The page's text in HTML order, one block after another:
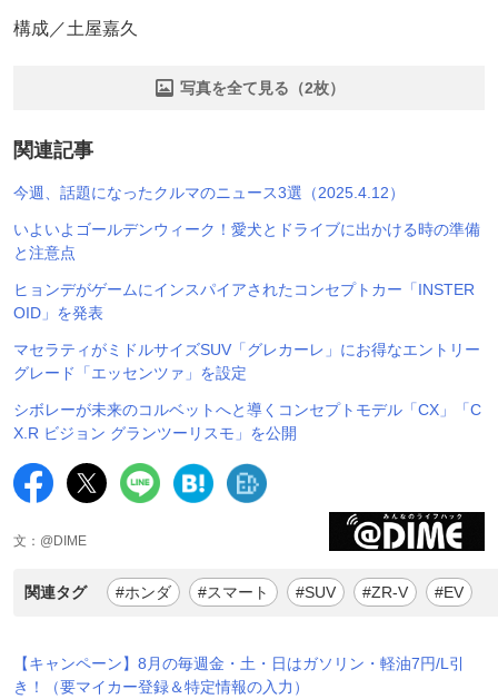
構成／土屋嘉久
写真を全て見る（2枚）
関連記事
今週、話題になったクルマのニュース3選（2025.4.12）
いよいよゴールデンウィーク！愛犬とドライブに出かける時の準備
と注意点
ヒョンデがゲームにインスパイアされたコンセプトカー「INSTER
OID」を発表
マセラティがミドルサイズSUV「グレカーレ」にお得なエントリー
グレード「エッセンツァ」を設定
シボレーが未来のコルベットへと導くコンセプトモデル「CX」「C
X.R ビジョン グランツーリスモ」を公開
文：@DIME
関連タグ #ホンダ #スマート #SUV #ZR-V #EV
【キャンペーン】8月の毎週金・土・日はガソリン・軽油7円/L引
き！（要マイカー登録＆特定情報の入力）